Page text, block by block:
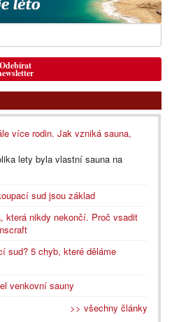
Odebírat
více rodin. Jak vzniká sauna,
lety byla vlastní sauna na
sud jsou základ
která nikdy nekončí. Proč vsadit
sud? 5 chyb, které děláme
venkovní sauny
>> všechny články